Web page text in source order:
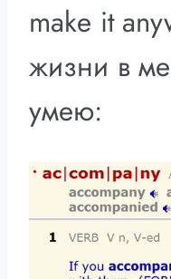
make it
жизни в
умею: